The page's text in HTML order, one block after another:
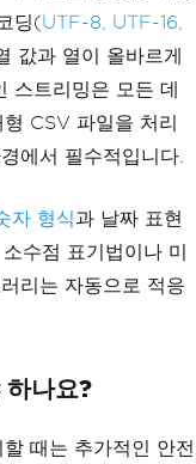
딩(UTF-8, UTF-16,
값과 열이 올바르게
스트리밍은 모든 데
CSV 파일을 처리
에서 필수적입니다.
자 형식과 날짜 표현
수점 표기법이나 미
리는 자동으로 적응
하나요?
때는 추가적인 안전